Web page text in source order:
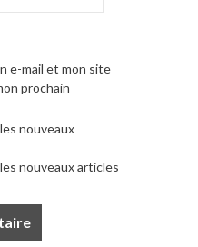
e-mail et mon site
prochain
nouveaux
nouveaux articles